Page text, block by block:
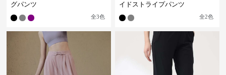
グパンツ
全3色
イドストライプパンツ
全2色